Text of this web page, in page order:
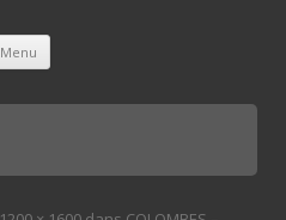
Menu Aller au contenu principal